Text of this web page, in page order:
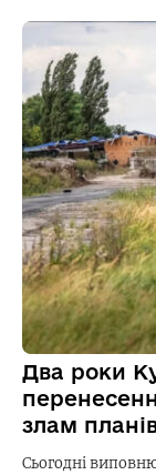
Два роки
злам
Сьогодні